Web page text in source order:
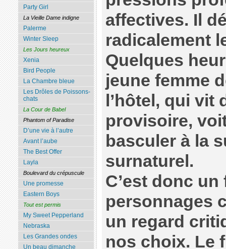
affectives. Il
radicalement
Quelques
jeune femme
l’hôtel, qui vit
provisoire,
basculer à la
surnaturel.
C’est donc
personnages
un regard
nos choix. Le
Party Girl
La Vieille Dame indigne
Palerme
Winter Sleep
Les Jours heureux
Xenia
Bird People
La Chambre bleue
Les Drôles de Poissons-
chats
La Cour de Babel
Phantom of Paradise
D’une vie à l’autre
Avant l’aube
The Best Offer
Layla
Boulevard du crépuscule
Une promesse
Eastern Boys
Tout est permis
My Sweet Pepperland
Nebraska
Les Grandes ondes
Un beau dimanche